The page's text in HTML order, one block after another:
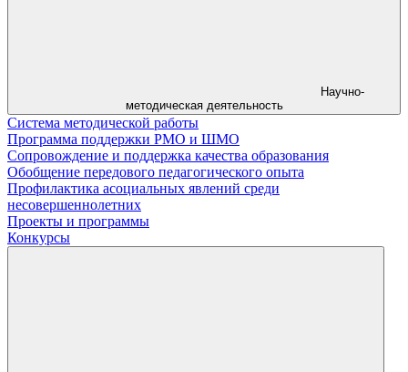
Научно-
методическая деятельность
Система методической работы
Программа поддержки РМО и ШМО
Сопровождение и поддержка качества образования
Обобщение передового педагогического опыта
Профилактика асоциальных явлений среди
несовершеннолетних
Проекты и программы
Конкурсы